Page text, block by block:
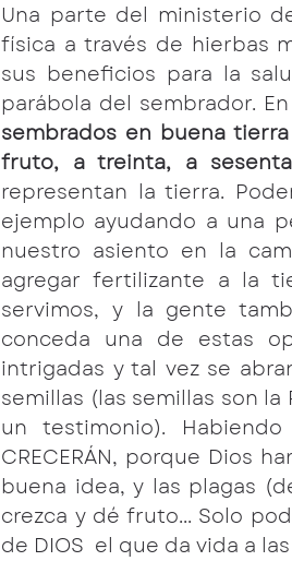
Una parte del ministerio
física a través de hierbas
sus beneficios para la
parábola del sembrador.
sembrados en buena
fruto, a treinta, a
representan la tierra.
ejemplo ayudando a una
nuestro asiento en la
agregar fertilizante a la
servimos, y la gente
conceda una de estas
intrigadas y tal vez se
semillas (las semillas son la
un testimonio).
CRECERÁN, porque Dios
buena idea, y las plagas
crezca y dé fruto... Solo
de DIOS  el que da vida a